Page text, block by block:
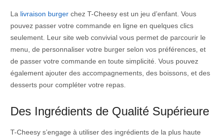
La livraison burgerchez T-Cheesy est un jeu d’enfant. Vous
pouvez passer votre commande en ligne en quelques clics
seulement. Leur site web convivial vous permet de parcourir le
menu, de personnaliser votre burger selon vos préférences, et
de passer votre commande en toute simplicité. Vous pouvez
également ajouter des accompagnements, des boissons, et des
desserts pour compléter votre repas.
Des Ingrédients de Qualité Supérieure
T-Cheesy s’engage à utiliser des ingrédients de la plus haute